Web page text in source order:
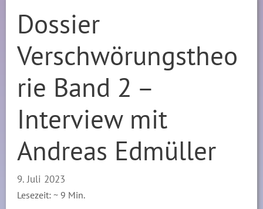
Dossier
Verschwörungstheo
rie Band 2 –
Interview mit
Andreas Edmüller
9. Juli 2023
Lesezeit: ~ 9 Min.